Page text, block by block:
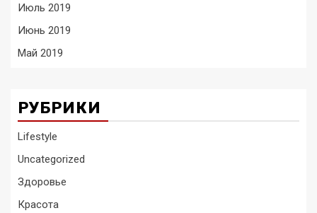
Июль 2019
Июнь 2019
Май 2019
РУБРИКИ
Lifestyle
Uncategorized
Здоровье
Красота